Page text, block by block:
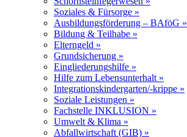
Soziales & Fürsorge »
Ausbildungsförderung – BAföG »
Bildung & Teilhabe »
Elterngeld »
Grundsicherung »
Eingliederungshilfe »
Hilfe zum Lebensunterhalt »
Integrationskindergarten/-krippe »
Soziale Leistungen »
Fachstelle INKLUSION »
Umwelt & Klima »
Abfallwirtschaft (GIB) »